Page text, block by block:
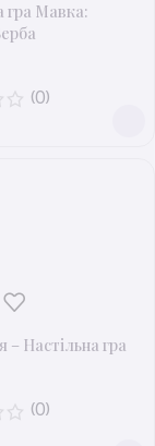
гра Мавка:
(0)
– Настільна гра
(0)